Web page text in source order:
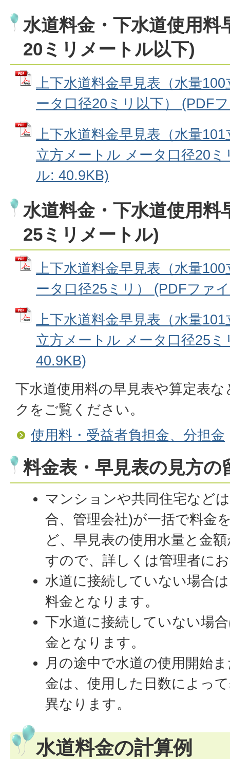
水道料金・下水道使用料
20ミリメートル以下)
上下水道料金早見表（水量
ータ口径20ミリ以下） (PDF
上下水道料金早見表（水量
立方メートル メータ口径20
ル: 40.9KB)
水道料金・下水道使用料
25ミリメートル)
上下水道料金早見表（水量
ータ口径25ミリ） (PDFファ
上下水道料金早見表（水量
立方メートル メータ口径25
40.9KB)
下水道使用料の早見表や算定表
クをご覧ください。
使用料・受益者負担金、分担金
料金表・早見表の見方の
マンションや共同住宅など
合、管理会社)が一括で料金
ど、早見表の使用水量と金
すので、詳しくは管理者に
水道に接続していない場合
料金となります。
下水道に接続していない場
金となります。
月の途中で水道の使用開始
金は、使用した日数によっ
異なります。
水道料金の計算例